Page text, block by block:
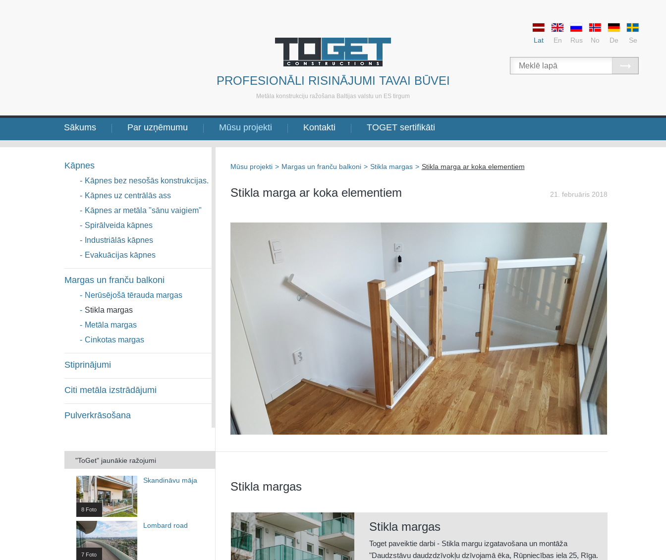
PROFESIONĀLI RISINĀJUMI TAVAI BŪVEI
Metāla konstrukciju ražošana Baltijas valstu un ES tirgum
Lat En Rus No De Se
Sākums Par uzņēmumu Mūsu projekti Kontakti TOGET sertifikāti
Kāpnes
- Kāpnes bez nesošās konstrukcijas.
- Kāpnes uz centrālās ass
- Kāpnes ar metāla "sānu vaigiem"
- Spirālveida kāpnes
-
Industriālās kāpnes
- Evakuācijas kāpnes
Margas un franču balkoni
- Nerūsējošā tērauda margas
- Stikla margas
- Metāla margas
- Cinkotas margas
Stiprinājumi
Citi metāla izstrādājumi
Pulverkrāsošana
"ToGet" jaunākie ražojumi
Skandināvu māja
8 Foto
Lombard road
7 Foto
Mūsu projekti > Margas un franču balkoni > Stikla margas > Stikla marga ar koka elementiem
21. februāris 2018
Stikla marga ar koka elementiem
Stikla margas
Stikla margas
Toget paveiktie darbi - Stikla margu izgatavošana un montāža
"Daudzstāvu daudzdzīvokļu dzīvojamā ēka, Rūpniecības iela 25, Rīga.